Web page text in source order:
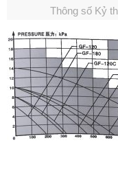
Thông số Kỷ